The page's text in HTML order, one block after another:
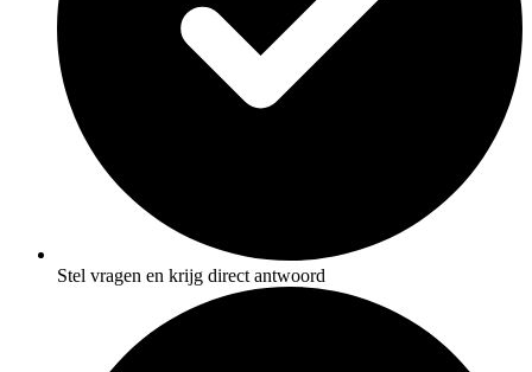
Stel vragen en krijg direct antwoord